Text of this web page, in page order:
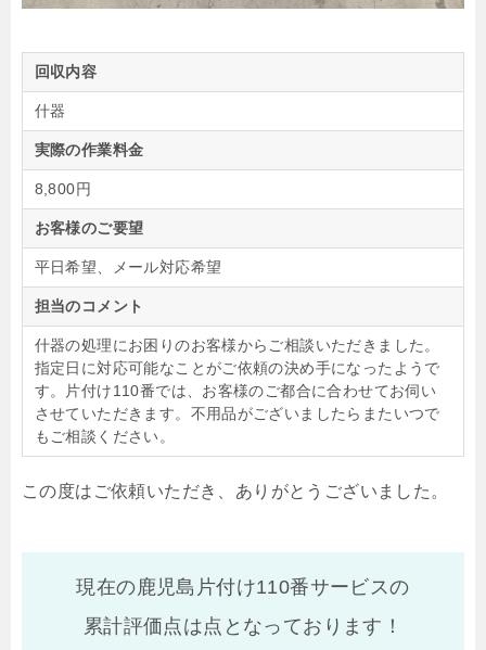
回収内容
什器
実際の作業料金
8,800円
お客様のご要望
平日希望、メール対応希望
担当のコメント
什器の処理にお困りのお客様からご相談いただきました。
指定日に対応可能なことがご依頼の決め手になったようで
す。片付け110番では、お客様のご都合に合わせてお伺い
させていただきます。不用品がございましたらまたいつで
もご相談ください。
この度はご依頼いただき、ありがとうございました。
現在の鹿児島片付け110番サービスの
累計評価点は点となっております！